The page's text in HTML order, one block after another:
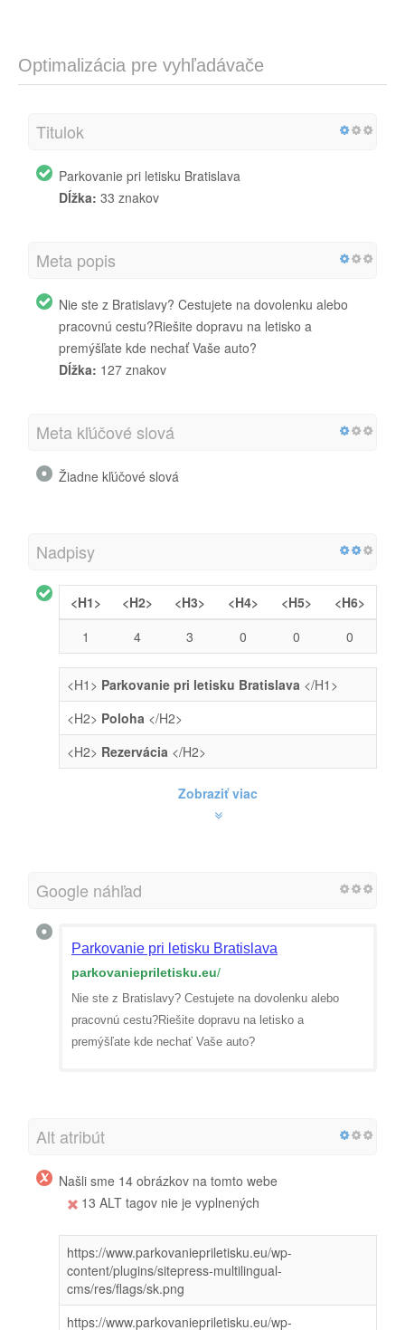
Optimalizácia pre vyhľadávače
Titulok
Parkovanie pri letisku Bratislava
Dĺžka: 33 znakov
Meta popis
Nie ste z Bratislavy? Cestujete na dovolenku alebo
pracovnú cestu?Riešite dopravu na letisko a
premýšľate kde nechať Vaše auto?
Dĺžka: 127 znakov
Meta kľúčové slová
Žiadne kľúčové slová
Nadpisy
<H1> <H2> <H3> <H4> <H5>
<H6>
1
4 3 0 0 0
<H1> Parkovanie pri letisku Bratislava </H1>
<H2> Poloha </H2>
<H2> Rezervácia </H2>
Zobraziť viac
Google náhľad
Parkovanie pri letisku Bratislava
parkovaniepriletisku.eu/
Nie ste z Bratislavy? Cestujete na dovolenku alebo
pracovnú cestu?Riešite dopravu na letisko a
premýšľate kde nechať Vaše auto?
Alt atribút
Našli sme 14 obrázkov na tomto webe
13 ALT tagov nie je vyplnených
https://www.parkovaniepriletisku.eu/wp-
content/plugins/sitepress-multilingual-
cms/res/flags/sk.png
https://www.parkovaniepriletisku.eu/wp-